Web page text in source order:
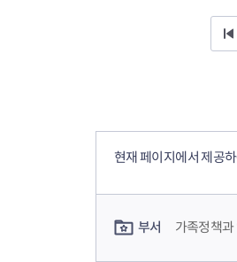
처
현재 페이지에서 제공
부서 가족정책